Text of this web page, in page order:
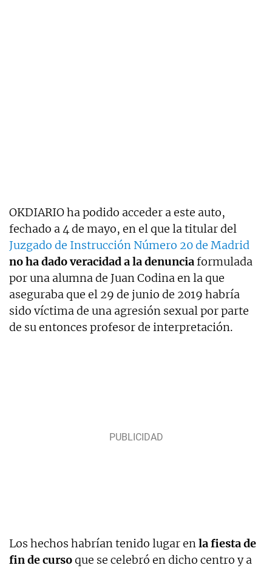
OKDIARIO ha podido acceder a este auto,
fechado a 4 de mayo, en el que la titular del
Juzgado de Instrucción Número 20 de Madrid
no ha dado veracidad a la denunciaformulada
por una alumna de Juan Codina en la que
aseguraba que el 29 de junio de 2019 habría
sido víctima de una agresión sexual por parte
de su entonces profesor de interpretación.
Los hechos habrían tenido lugar enla fiesta de
fin de cursoque se celebró en dicho centro y a